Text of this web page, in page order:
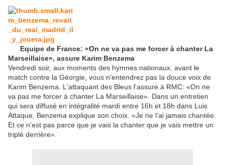
Equipe de France: «On ne va pas me forcer à chanter La
Marseillaise», assure Karim Benzema
Vendredi soir, aux moments des hymnes nationaux, avant le
match contre la Géorgie, vous n'entendrez pas la douce voix de
Karim Benzema. L'attaquant des Bleus l'assure à RMC: «On ne
va pas me forcer à chanter La Marseillaise». Dans un entretien
qui sera diffusé en intégralité mardi entre 16h et 18h dans Luis
Attaque, Benzema explique son choix. «Je ne l'ai jamais chantée.
Et ce n'est pas parce que je vais la chanter que je vais mettre un
triplé derrière».